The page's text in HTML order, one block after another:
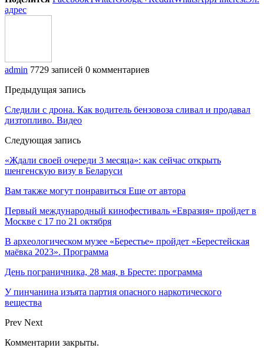
адрес
admin 7729 записей 0 комментариев
Предыдущая запись
Следили с дрона. Как водитель бензовоза сливал и продавал
дизтопливо. Видео
Следующая запись
«Ждали своей очереди 3 месяца»: как сейчас открыть
шенгенскую визу в Беларуси
Вам также могут понравиться Еще от автора
Первый международный кинофестиваль «Евразия» пройдет в
Москве с 17 по 21 октября
В археологическом музее «Берестье» пройдет «Берестейская
маёвка 2023». Программа
День пограничника, 28 мая, в Бресте: программа
У пинчанина изъята партия опасного наркотического
вещества
Prev Next
Комментарии закрыты.